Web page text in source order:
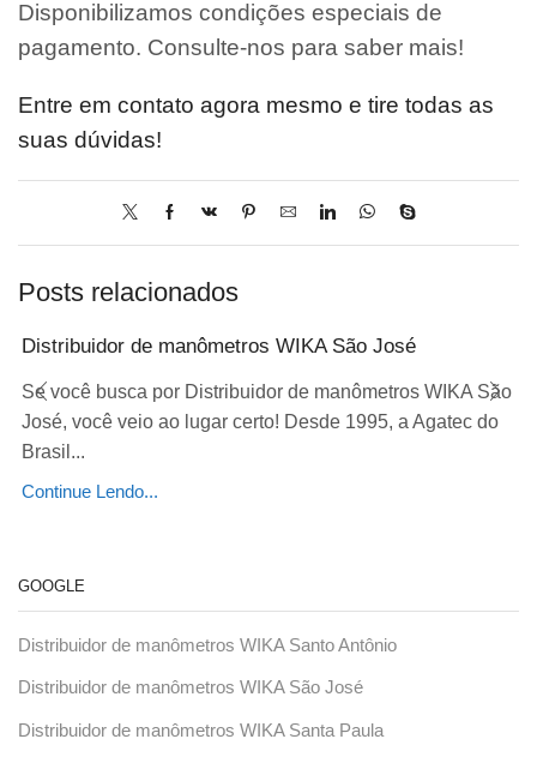
Disponibilizamos condições especiais de
pagamento. Consulte-nos para saber mais!
Entre em contato agora mesmo e tire todas as
suas dúvidas!
Posts relacionados
Distribuidor de manômetros WIKA São José
Se você busca por Distribuidor de manômetros WIKA São
José, você veio ao lugar certo! Desde 1995, a Agatec do
Brasil...
Continue Lendo...
GOOGLE
Distribuidor de manômetros WIKA Santo Antônio
Distribuidor de manômetros WIKA São José
Distribuidor de manômetros WIKA Santa Paula